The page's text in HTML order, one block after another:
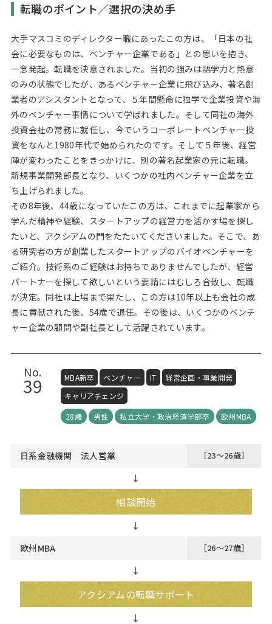
転職のポイント／選択の決め手
大手マスコミのディレクター職にあったこの方は、「日本の社
会に必要なものは、ベンチャー企業である」との思いを抱き、
一念発起。転職を決意されました。当初の強みは語学力と熱意
のみの状態でしたが、あるベンチャー企業に飛び込み、著名創
業者のアシスタントとなって、５年間懸命に独学で企業投資や海
外のベンチャー事情について学ばれました。そして同社の海外
投資会社の常務に就任し、今でいうコーポレートベンチャー投
資をなんと1980年代で始められたのです。そして５年後、経営
陣が変わったことをきっかけに、別の著名起業家の元に転職。
新規事業開発部長となり、いくつかの社内ベンチャー企業を立
ち上げられました。
その8年後、44歳になっていたこの方は、これまでに起業家から
学んだ精神や経験、スタートアップの経営力を活かす場を探し
たいと、アクシアムの門をたたいてくださいました。そこで、あ
る研究者の方が創業したスタートアップのバイオベンチャーを
ご紹介。技術系のご経験はお持ちでありませんでしたが、経営
パートナーを探して欲しいという要請にはむしろ合致し、転職
が決定。同社は上場まで果たし、この方は10年以上も会社の成
長に貢献された後、54歳で退任。その後は、いくつかのベンチ
ャー企業の顧問や副社長として活躍されています。
No.
39 MBA新卒 ベンチャー IT
経営企画・事業開発
キャリアチェンジ
28歳
男性 私立大学・政治経済学部卒 欧州MBA
日系金融機関 法人営業 ［23～26歳］
↓
相談開始
欧州MBA ［26～27歳］
↓
アクシアムの転職サポート